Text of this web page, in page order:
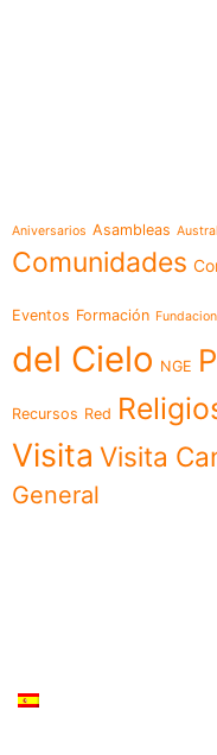
Aniversarios Asambleas
Comunidades
Eventos Formación
del Cielo NGE
Recursos Red
Visita Visita
General